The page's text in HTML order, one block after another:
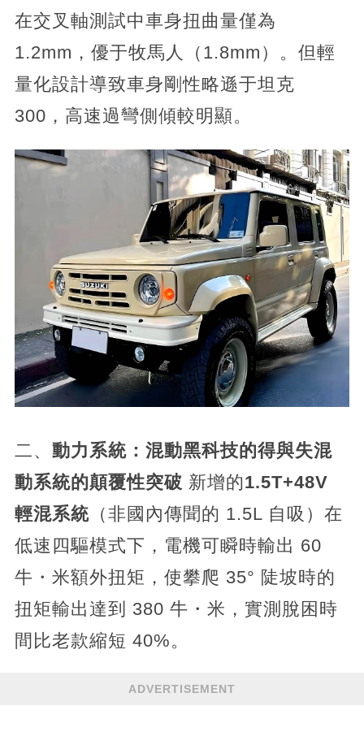
在交叉軸測試中車身扭曲量僅為
1.2mm，優于牧馬人（1.8mm）。但輕
量化設計導致車身剛性略遜于坦克
300，高速過彎側傾較明顯。
二、 動力系統：混動黑科技的得與失混
動系統的顛覆性突破 新增的1.5T+48V
輕混系統（非國內傳聞的 1.5L 自吸）在
低速四驅模式下，電機可瞬時輸出 60
牛・米額外扭矩，使攀爬 35° 陡坡時的
扭矩輸出達到 380 牛・米，實測脫困時
間比老款縮短 40%。
ADVERTISEMENT